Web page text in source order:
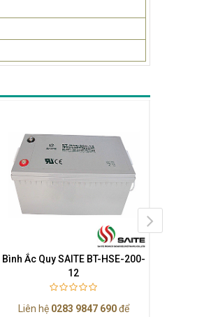
Bình Ắc Quy SAITE BT-HSE-200-
12
Liên hệ 0283 9847 690để